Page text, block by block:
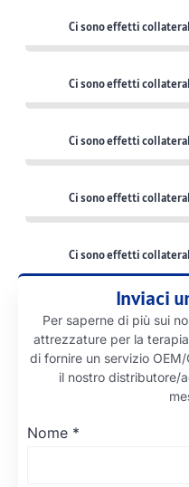
Ci sono effetti
Ci sono effetti
Ci sono effetti
Ci sono effetti
Ci sono effetti
Inviaci
Per saperne di più sui
attrezzature per la
di fornire un servizio
il nostro distributore/
Nome *